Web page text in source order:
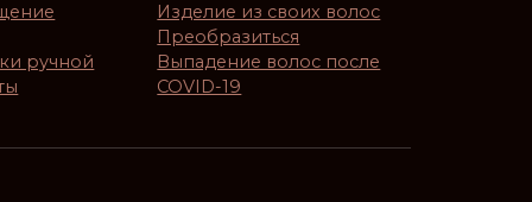
ручной
Изделие из своих волос
Преобразиться
Выпадение волос после
COVID-19